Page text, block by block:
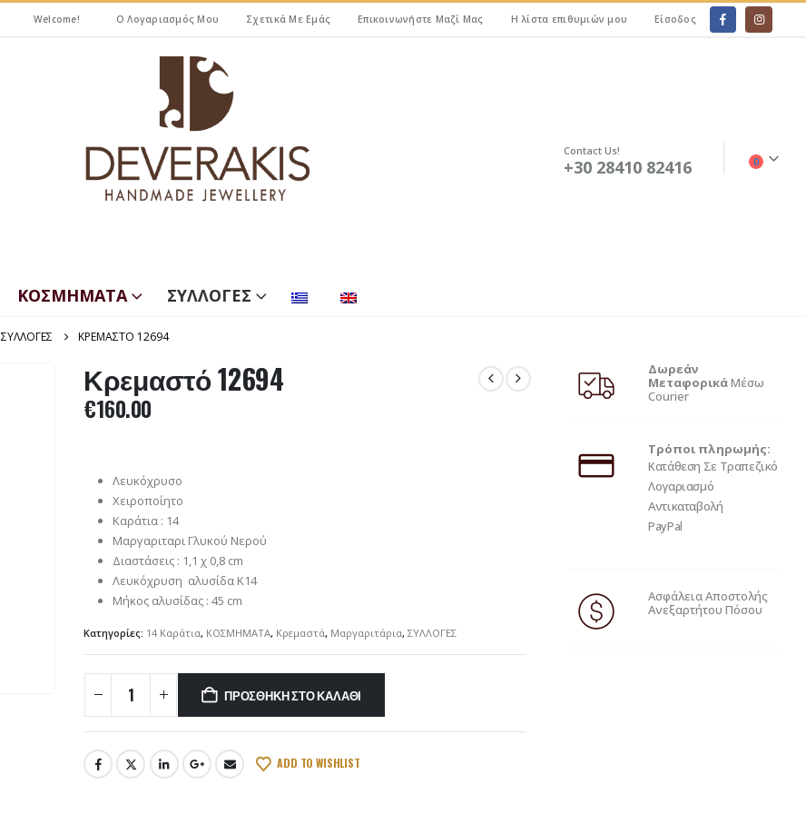
Welcome! Ο Λογαριασμός Μου Σχετικά Με Εμάς Επικοινωνήστε Μαζί Μας Η λίστα επιθυμιών μου Είσοδος
Contact Us!
+30 28410 82416 0
ΚΟΣΜΗΜΑΤΑ ΣΥΛΛΟΓΕΣ
ΣΥΛΛΟΓΕΣ ΚΡΕΜΑΣΤΌ 12694
Κρεμαστό 12694
€160.00
Λευκόχρυσο
Χειροποίητο
Καράτια : 14
Μαργαριταρι Γλυκού Νερού
Διαστάσεις : 1,1 χ 0,8 cm
Λευκόχρυση αλυσίδα Κ14
Μήκος αλυσίδας : 45 cm
Κατηγορίες: 14 Καράτια, ΚΟΣΜΗΜΑΤΑ, Κρεμαστά, Μαργαριτάρια,ΣΥΛΛΟΓΕΣ
ΠΡΟΣΘΉΚΗ ΣΤΟ ΚΑΛΆΘΙ
ADD TO WISHLIST
Δωρεάν
ΜεταφορικάΜέσω
Courier
Τρόποι πληρωμής:
Κατάθεση Σε Τραπεζικό
Λογαριασμό
Αντικαταβολή
PayPal
Ασφάλεια Αποστολής
Ανεξαρτήτου Πόσου